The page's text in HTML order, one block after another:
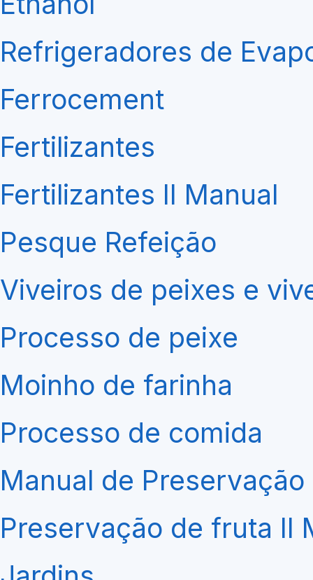
Refrigeradores de
Ferrocement
Fertilizantes
Fertilizantes II Manual
Pesque Refeição
Viveiros de peixes e
Processo de peixe
Moinho de farinha
Processo de comida
Manual de
Preservação de fruta II